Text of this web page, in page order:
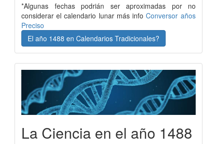
*Algunas fechas podrián ser aproximadas por no
considerar el calendario lunar más info Conversor años
Preciso
El año 1488 en Calendarios Tradicionales?
La Ciencia en el año 1488